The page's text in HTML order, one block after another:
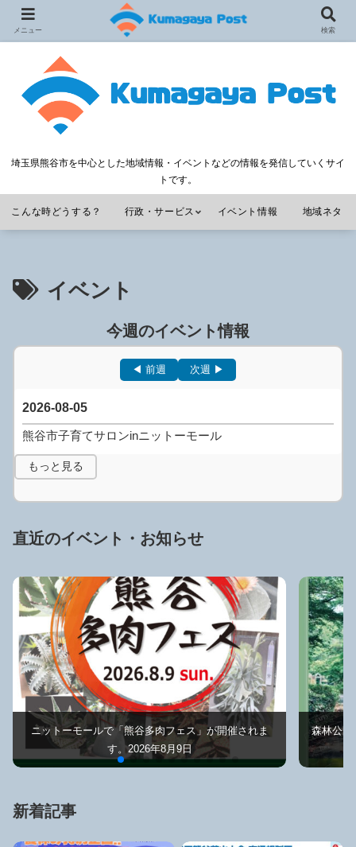
埼玉県熊谷市を中心とした地域情報・イベントなどの情報を発信していくサイ
トです。
こんな時どうする？ 行政・サービス イベント情報 地域ネタ
イベント
今週のイベント情報
2026-08-05
熊谷市子育てサロンinニットーモール
もっと見る
◀ 前週 次週 ▶
直近のイベント・お知らせ
ニットーモールで「熊谷多肉フェス」が開催されま
す。2026年8月9日
森林公園
新着記事
メニュー 検索